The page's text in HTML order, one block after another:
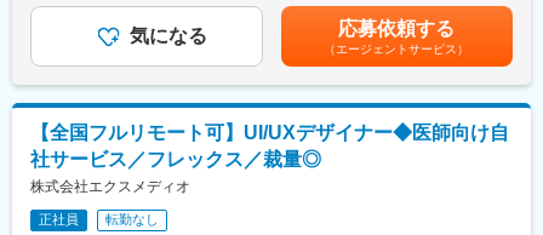
グのご経験も積むことが可能です。
矯正器具の製造・販売を行っています。
キレイライン矯正は、美容クリニックや大手脱毛クリニックの立
ち上げを行った医師でもある当社CEOと、業界で名前の知られる
マーケティング会社の代表がタッグを組み「矯正を通じて笑顔に
なる人を増やしたい」という志によって生まれたブランドです。
『高額でハードルが高い』という従来のイメージを変え、多くの
金はあくまでも目安の金額であり、選考を通じて上下する可能性
があります。月給(月額)は固定手当を含めた表記です。
気になる 応募依頼する
（エージェントサービス）
【全国フルリモート可】UI/UXデザイナー◆医師向け自
社サービス／フレックス／裁量◎
株式会社エクスメディオ
正社員 転勤なし